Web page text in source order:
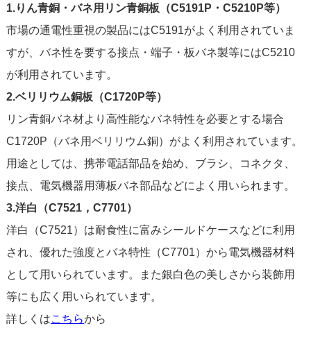
1.りん青銅・バネ用リン青銅板（C5191P・C5210P等）
市場の通電性重視の製品にはC5191がよく利用されていま
すが、バネ性を要する接点・端子・板バネ製等にはC5210
が利用されています。
2.ベリリウム銅板（C1720P等）
リン青銅バネ材より高性能なバネ特性を必要とする場合
C1720P（バネ用ベリリウム銅）がよく利用されています。
用途としては、携帯電話部品を始め、ブラシ、コネクタ、
接点、電気機器用薄板バネ部品などによく用いられます。
3.洋白（C7521，C7701）
洋白（C7521）は耐食性に富みシールドケースなどに利用
され、優れた強度とバネ特性（C7701）から電気機器材料
として用いられています。また銀白色の美しさから装飾用
等にも広く用いられています。
詳しくはこちらから